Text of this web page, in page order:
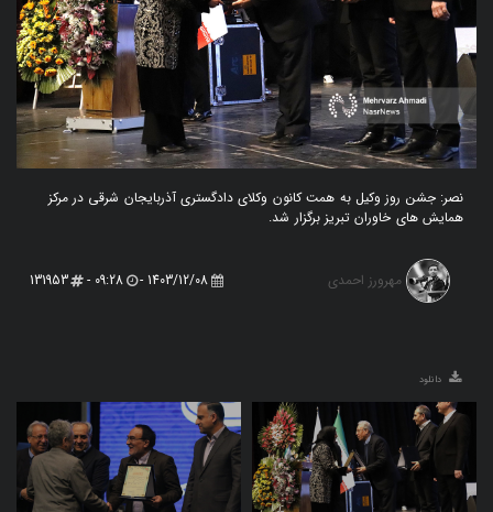
نصر: جشن روز وکیل به همت کانون وکلای دادگستری آذربایجان شرقی در مرکز
همایش های خاوران تبریز برگزار شد.
مهرورز احمدی 1403/12/08 -
09:28 -
131953
دانلود